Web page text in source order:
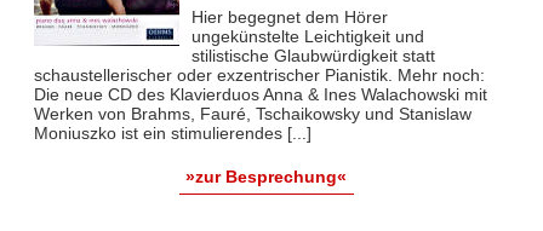
Hier begegnet dem Hörer
ungekünstelte Leichtigkeit und
stilistische Glaubwürdigkeit statt
schaustellerischer oder exzentrischer Pianistik. Mehr noch:
Die neue CD des Klavierduos Anna & Ines Walachowski mit
Werken von Brahms, Fauré, Tschaikowsky und Stanislaw
Moniuszko ist ein stimulierendes [...]
»zur Besprechung«